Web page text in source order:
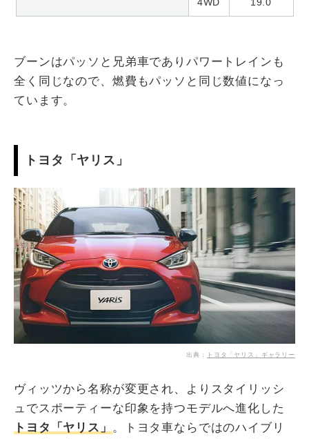
ブーンはパッソと兄弟車でありパワートレインも
全く同じなので、燃費もパッソと同じ数値になっ
ています。
トヨタ「ヤリス」
出典： トヨタ「ヤリス」ギャラリー
ヴィッツから名称が変更され、よりスタイリッシ
ュでスポーティーな印象を持つモデルへ進化した
トヨタ「ヤリス」
。トヨタ車ならではのハイブリ